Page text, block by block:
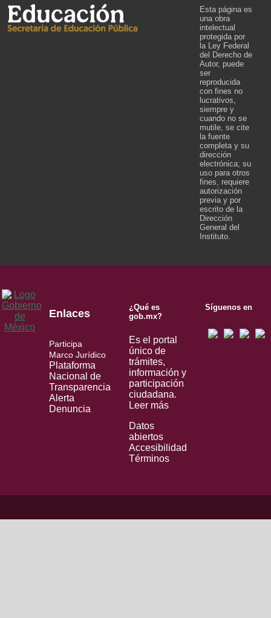
Esta página es
una obra
intelectual
protegida por
la Ley Federal
del Derecho de
Autor, puede
ser
reproducida
con fines no
lucrativos,
siempre y
cuando no se
mutile, se cite
la fuente
completa y su
dirección
electrónica; su
uso para otros
fines, requiere
autorización
previa y por
escrito de la
Dirección
General del
Instituto.
Enlaces
Participa
Marco Jurídico
Plataforma
Nacional de
Transparencia
Alerta
Denuncia
¿Qué es
gob.mx?
Es el portal
único de
trámites,
información y
participación
ciudadana.
Leer más
Datos
abiertos
Accesibilidad
Términos
Síguenos en